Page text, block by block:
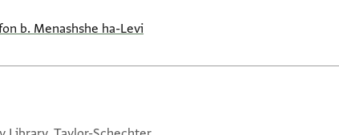
b. Menashshe ha-Levi